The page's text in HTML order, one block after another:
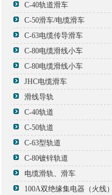
C-40轨道滑车
C-50滑车/电缆滑车
C-63电缆传导滑车
C-80电缆滑线小车
C-80电缆滑线小车
JHC电缆滑车
滑线导轨
C-40轨道
C-50轨道
C-63型轨道
C-80镀锌轨道
电缆滑轨、滑车
100A双绝缘集电器（火线）